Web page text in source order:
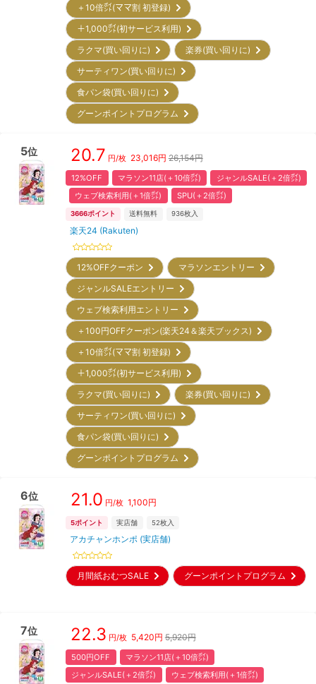
＋10倍㌽(ママ割 初登録)
＋1,000㌽(初サービス利用)
ラクマ(買い回りに)
楽券(買い回りに)
サーティワン(買い回りに)
食パン袋(買い回りに)
グーンポイントプログラム
5位 20.7 円/枚 23,016円 26,154円
12%OFF マラソン11店(＋10倍㌽)
ジャンルSALE(＋2倍㌽)
ウェブ検索利用(＋1倍㌽)
SPU(＋2倍㌽)
3666ポイント 送料無料 936枚入
楽天24 (Rakuten)
12%OFFクーポン
マラソンエントリー
ジャンルSALEエントリー
ウェブ検索利用エントリー
＋100円OFFクーポン(楽天24＆楽天ブックス)
＋10倍㌽(ママ割 初登録)
＋1,000㌽(初サービス利用)
ラクマ(買い回りに)
楽券(買い回りに)
サーティワン(買い回りに)
食パン袋(買い回りに)
グーンポイントプログラム
6位 21.0 円/枚 1,100円
5ポイント 実店舗 52枚入
アカチャンホンポ (実店舗)
月間紙おむつSALE グーンポイントプログラム
7位 22.3 円/枚 5,420円 5,920円
500円OFF
マラソン11店(＋10倍㌽)
ジャンルSALE(＋2倍㌽)
ウェブ検索利用(＋1倍㌽)